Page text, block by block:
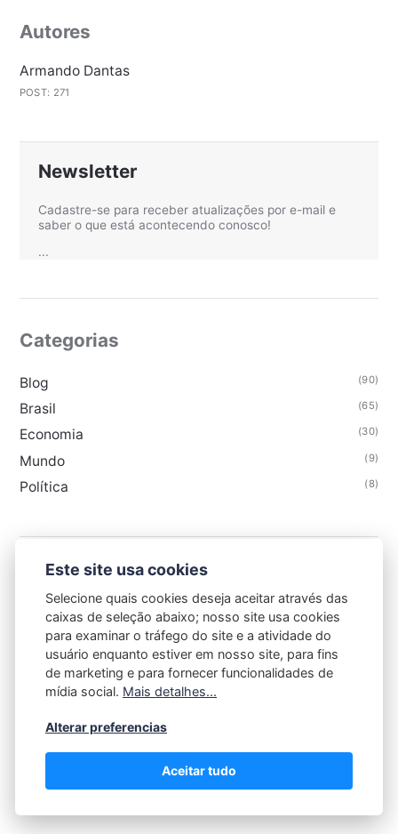
Autores
Armando Dantas
POST: 271
Newsletter
Cadastre-se para receber atualizações por e-mail e
saber o que está acontecendo conosco!
...
Categorias
Blog (90)
Brasil (65)
Economia (30)
Mundo (9)
Política (8)
GAZETA DE CAXIAS
Gazeta de Caxias @2025
Este site usa cookies
Selecione quais cookies deseja aceitar através das
caixas de seleção abaixo; nosso site usa cookies
para examinar o tráfego do site e a atividade do
usuário enquanto estiver em nosso site, para fins
de marketing e para fornecer funcionalidades de
mídia social. Mais detalhes...
Alterar preferencias
Aceitar tudo